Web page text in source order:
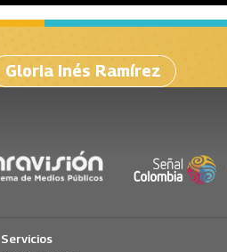
Gloria Inés Ramírez
Servicios